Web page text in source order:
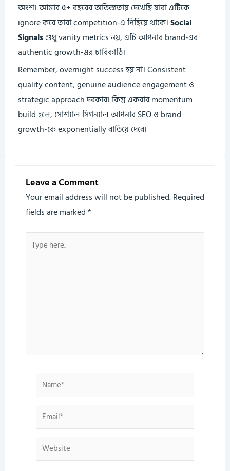
অংশ। আমার ৫+ বছরের অভিজ্ঞতায় দেখেছি যারা এটিকে
ignore করে তারা competition-এ পিছিয়ে থাকে।Social
Signalsশুধু vanity metrics নয়, এটি আপনার brand-এর
authentic growth-এর চাবিকাঠি।
Remember, overnight success হয় না। Consistent
quality content, genuine audience engagement ও
strategic approach দরকার। কিন্তু একবার momentum
build হলে, সোশ্যাল সিগন্যাল আপনার SEO ও brand
growth-কে exponentially বাড়িয়ে দেবে।
Leave a Comment
Your email address will not be published.Required
fields are marked*
Type
here..
Name*
Email*
Website